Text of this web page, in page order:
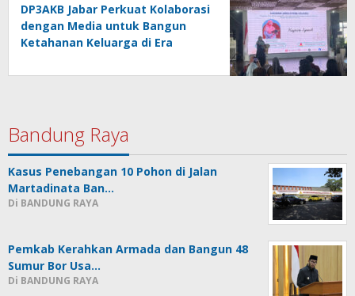
DP3AKB Jabar Perkuat Kolaborasi
dengan Media untuk Bangun
Ketahanan Keluarga di Era
Bandung Raya
Kasus Penebangan 10 Pohon di Jalan
Martadinata Ban…
Di BANDUNG RAYA
Pemkab Kerahkan Armada dan Bangun 48
Sumur Bor Usa…
Di BANDUNG RAYA